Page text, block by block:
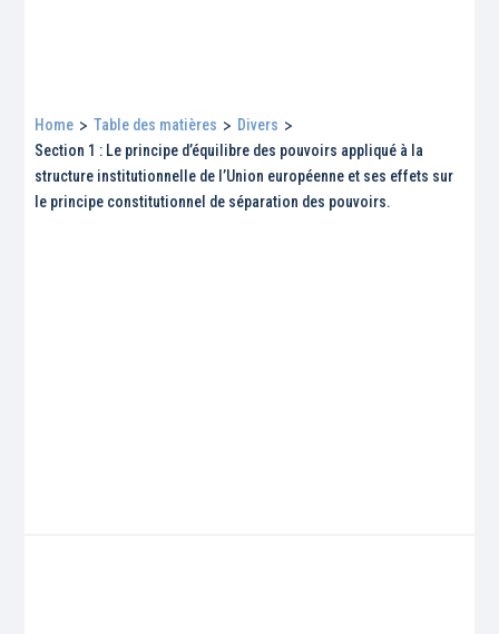
Home > Table des matières > Divers >
Section 1 : Le principe d’équilibre des pouvoirs appliqué à la
structure institutionnelle de l’Union européenne et ses effets sur
le principe constitutionnel de séparation des pouvoirs.